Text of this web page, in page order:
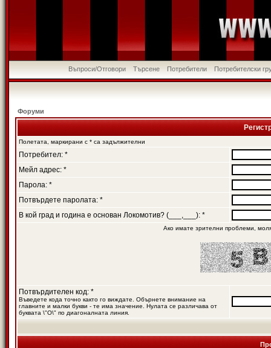
Въпроси/Отговори Търсене Потребители Потребителски
Форуми
Полетата, маркирани с * са задължителни
Потребител: *
Мейл адрес: *
Парола: *
Потвърдете паролата: *
В кой град и година е основан Локомотив? (___,___): *
Ако имате зрителни проблеми,
Потвърдителен код: *
Въведете кода точно както го виждате. Обърнете внимание на
главните и малки букви - те има значение. Нулата се различава от
буквата \"O\" по диагоналната линия.